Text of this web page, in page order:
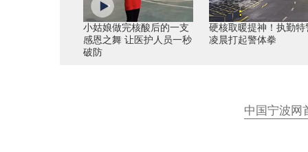
小姑娘做完核酸后的一支
感恩之舞 让医护人员一秒
破防
硬核取暖提神！执勤特
凌晨打起警体拳
中国宁波网